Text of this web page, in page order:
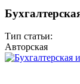
Тип статьи:
Авторская